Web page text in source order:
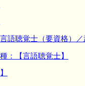
聴覚士（要資格）／
【言語聴覚士】